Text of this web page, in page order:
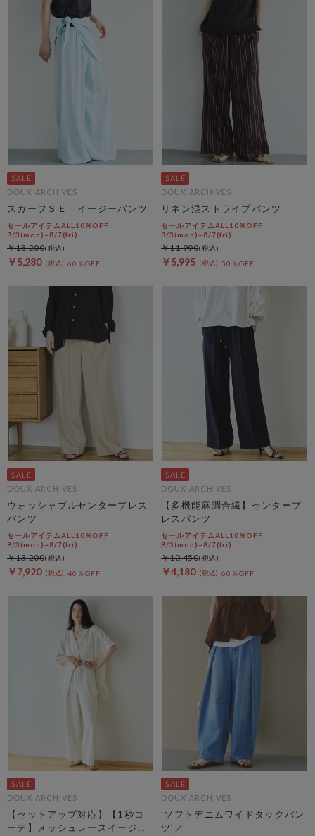
DOUX ARCHIVES
スカーフＳＥＴイージーパンツ
セールアイテムALL10%OFF
8/3(mon)~8/7(fri)
￥5,280 60％OFF
￥13,200
DOUX ARCHIVES
リネン混ストライプパンツ
セールアイテムALL10%OFF
8/3(mon)~8/7(fri)
￥5,995 50％OFF
￥11,990
DOUX ARCHIVES
ウォッシャブルセンタープレス
パンツ
セールアイテムALL10%OFF
8/3(mon)~8/7(fri)
￥7,920 40％OFF
￥13,200
DOUX ARCHIVES
【多機能麻調合繊】センタープ
レスパンツ
セールアイテムALL10%OFF
8/3(mon)~8/7(fri)
￥4,180 60％OFF
￥10,450
DOUX ARCHIVES
【セットアップ対応】【1秒コ
ーデ】メッシュレースイージー
DOUX ARCHIVES
’ソフトデニムワイドタックパン
ツ’／